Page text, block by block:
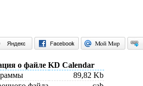
о файле KD Calendar
89,82 Kb